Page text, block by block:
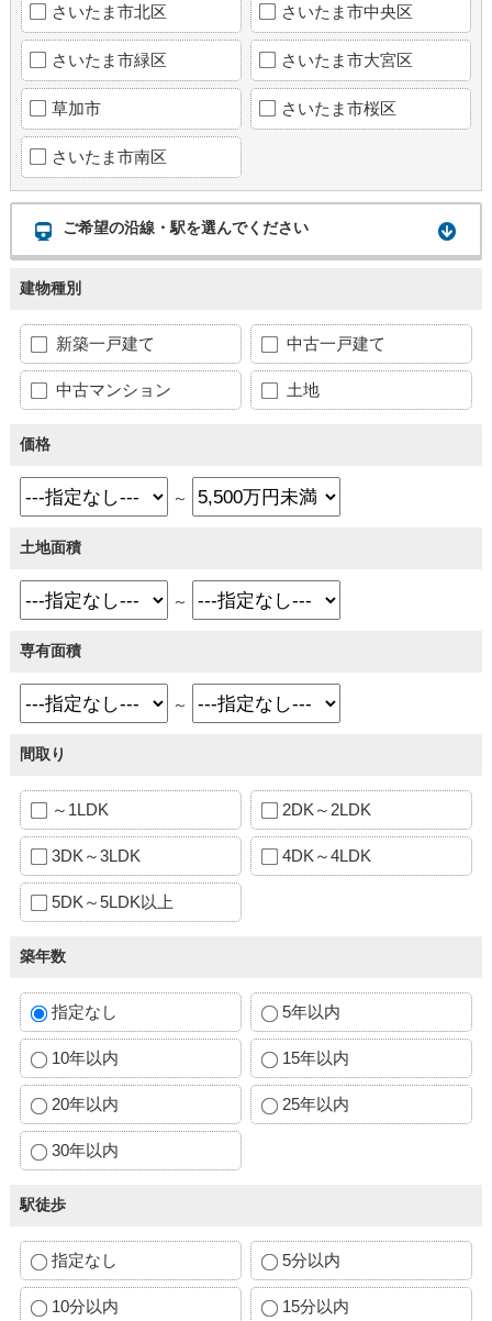
さいたま市北区 さいたま市中央区
さいたま市緑区 さいたま市大宮区
草加市 さいたま市桜区
さいたま市南区
ご希望の沿線・駅を選んでください
建物種別
新築一戸建て 中古一戸建て
中古マンション 土地
価格
～
土地面積
～
専有面積
～
間取り
～1LDK 2DK～2LDK
3DK～3LDK 4DK～4LDK
5DK～5LDK以上
築年数
指定なし 5年以内
10年以内 15年以内
20年以内 25年以内
30年以内
駅徒歩
指定なし 5分以内
10分以内 15分以内